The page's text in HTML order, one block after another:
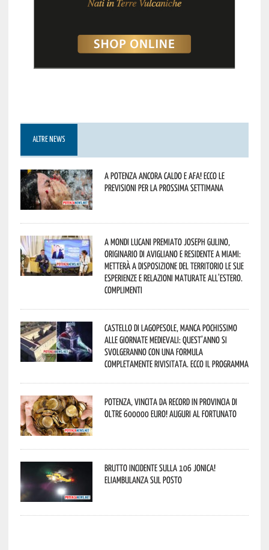
ALTRE NEWS
A Potenza ancora caldo e afa! Ecco le
previsioni per la prossima settimana
A Mondi lucani premiato Joseph Gulino,
originario di Avigliano e residente a Miami:
metterà a disposizione del territorio le sue
esperienze e relazioni maturate all’estero.
Complimenti
Castello di Lagopesole, manca pochissimo
alle Giornate Medievali: quest’anno si
svolgeranno con una formula
completamente rivisitata. Ecco il programma
Potenza, vincita da record in provincia di
oltre 600000 euro! Auguri al fortunato
Brutto incidente sulla 106 Jonica!
Eliambulanza sul posto